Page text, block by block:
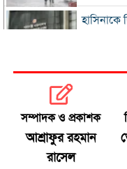
হাসিনাকে
‘জুলাই
ভুল
সম্পাদক ও প্রকাশক
আশ্রাফুর রহমান
রাসেল